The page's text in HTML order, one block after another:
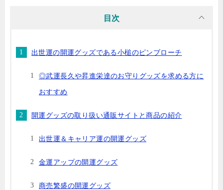
目次
出世運の開運グッズである小槌のピンブローチ
◎武運長久や昇進栄達のお守りグッズを求める方に
おすすめ
開運グッズの取り扱い通販サイトと商品の紹介
出世運＆キャリア運の開運グッズ
金運アップの開運グッズ
商売繁盛の開運グッズ